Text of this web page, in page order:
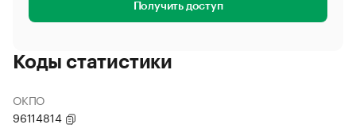
Получить доступ
Коды статистики
ОКПО
96114814